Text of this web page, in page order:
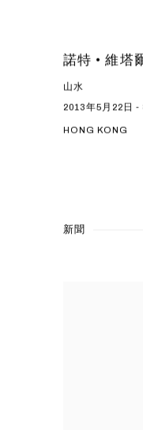
諾特 • 維塔
山水
2013年5月22日 -
HONG KONG
新聞